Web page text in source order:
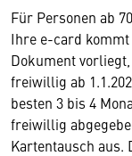
Für Personen ab
Ihre e-card kommt
Dokument
freiwillig ab
besten 3 bis 4
freiwillig
Kartentausch aus.